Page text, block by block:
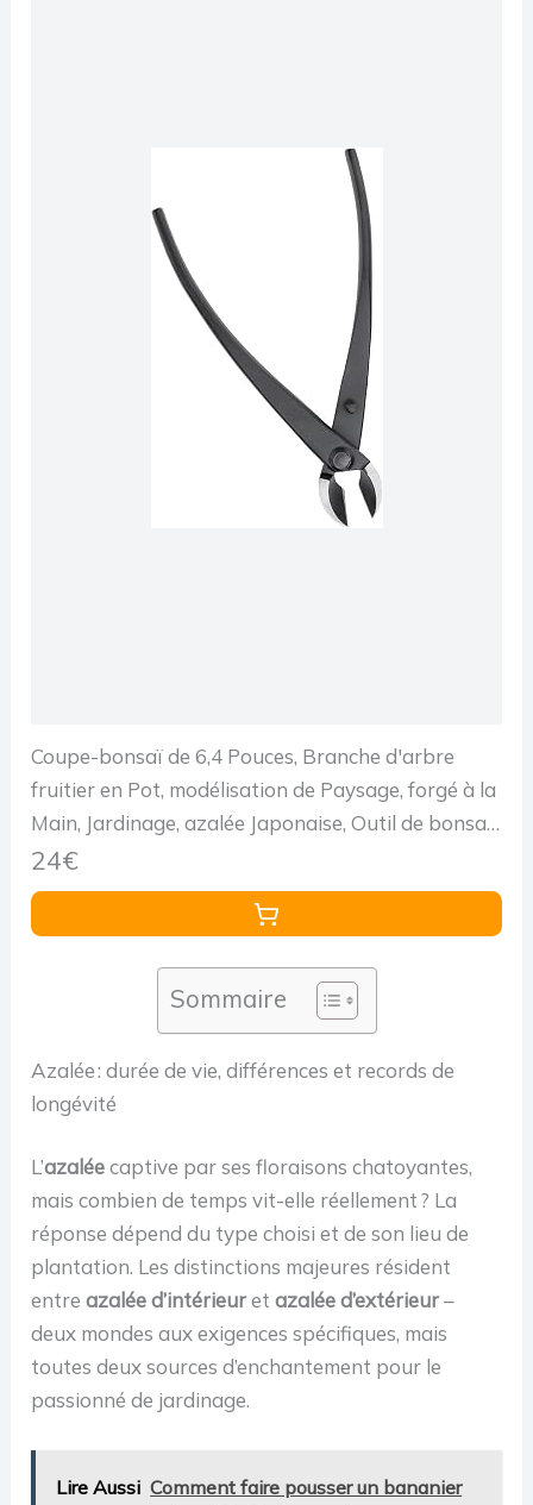
Coupe-bonsaï de 6,4 Pouces, Branche d'arbre
fruitier en Pot, modélisation de Paysage, forgé à la
Main, Jardinage, azalée Japonaise, Outil de bonsaï
for cisailles, ciseaux/4985
24€
Sommaire
Azalée : durée de vie, différences et records de
longévité
L’azaléecaptive par ses floraisons chatoyantes,
mais combien de temps vit-elle réellement ? La
réponse dépend du type choisi et de son lieu de
plantation. Les distinctions majeures résident
entreazalée d’intérieuretazalée d’extérieur–
deux mondes aux exigences spécifiques, mais
toutes deux sources d’enchantement pour le
passionné de jardinage.
Lire Aussi Comment faire pousser un bananier